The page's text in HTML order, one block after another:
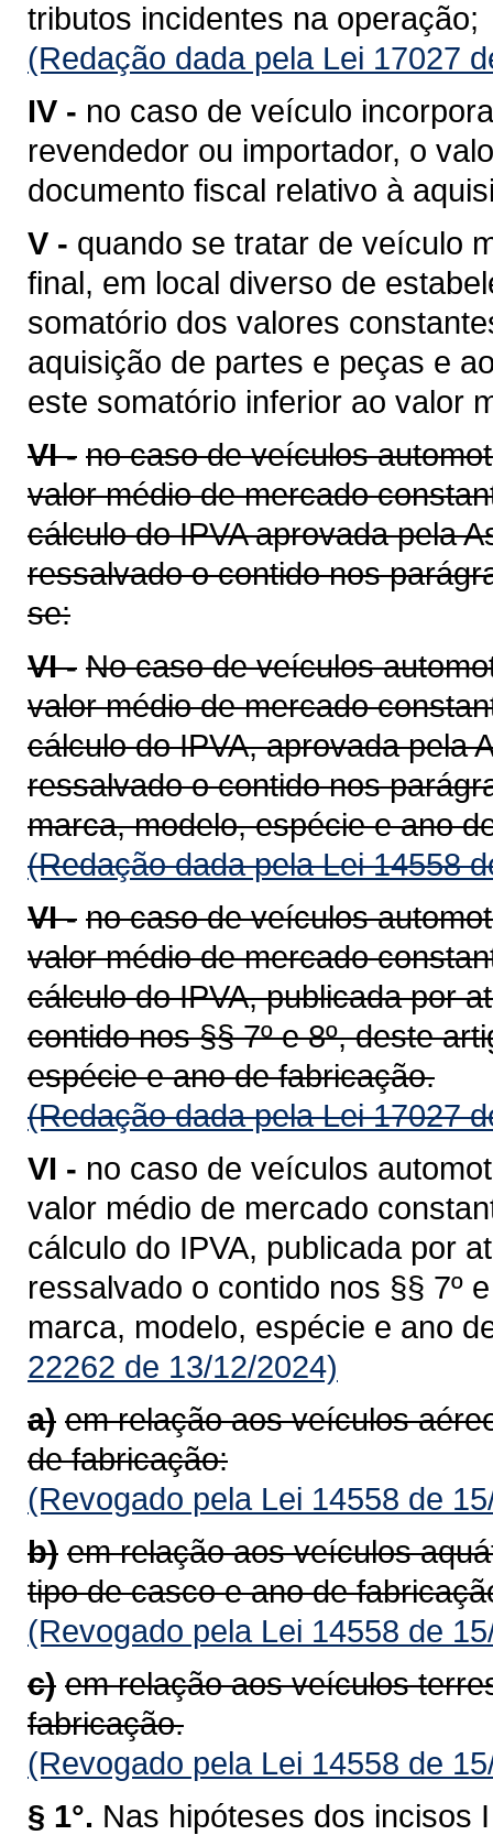
tributos incidentes na operação;
(Redação dada pela Lei 17027
IV - no caso de veículo
revendedor ou importador, o
documento fiscal relativo à
V - quando se tratar de veículo
final, em local diverso de
somatório dos valores
aquisição de partes e peças e
este somatório inferior ao valor
VI - no caso de veículos
valor médio de mercado
cálculo do IPVA aprovada pela
ressalvado o contido nos
se:
VI - No caso de veículos
valor médio de mercado
cálculo do IPVA, aprovada pela
ressalvado o contido nos
marca, modelo, espécie e ano
(Redação dada pela Lei 14558
VI - no caso de veículos
valor médio de mercado
cálculo do IPVA, publicada por
contido nos §§ 7º e 8º, deste
espécie e ano de fabricação.
(Redação dada pela Lei 17027
VI - no caso de veículos
valor médio de mercado
cálculo do IPVA, publicada por
ressalvado o contido nos §§ 7º
marca, modelo, espécie e ano
22262 de 13/12/2024)
a) em relação aos veículos
de fabricação:
(Revogado pela Lei 14558 de
b) em relação aos veículos
tipo de casco e ano de
(Revogado pela Lei 14558 de
c) em relação aos veículos
fabricação.
(Revogado pela Lei 14558 de
§ 1°. Nas hipóteses dos incisos